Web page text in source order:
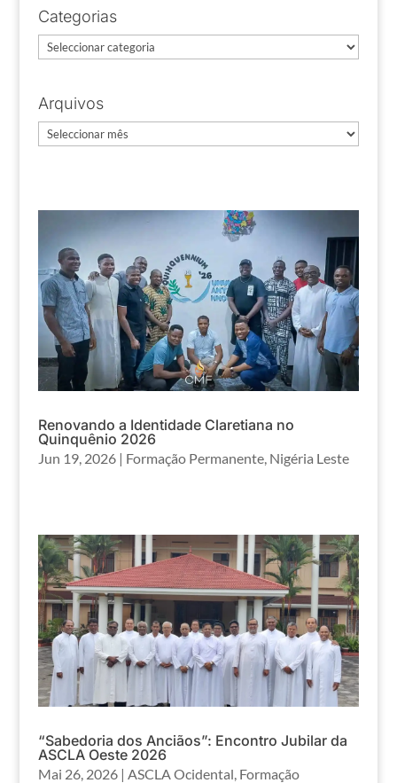
Categorias
Categorias
Arquivos
Arquivos
Renovando a Identidade Claretiana no
Quinquênio 2026
Jun 19, 2026| Formação Permanente, Nigéria Leste
“Sabedoria dos Anciãos”: Encontro Jubilar da
ASCLA Oeste 2026
Mai 26, 2026| ASCLA Ocidental, Formação